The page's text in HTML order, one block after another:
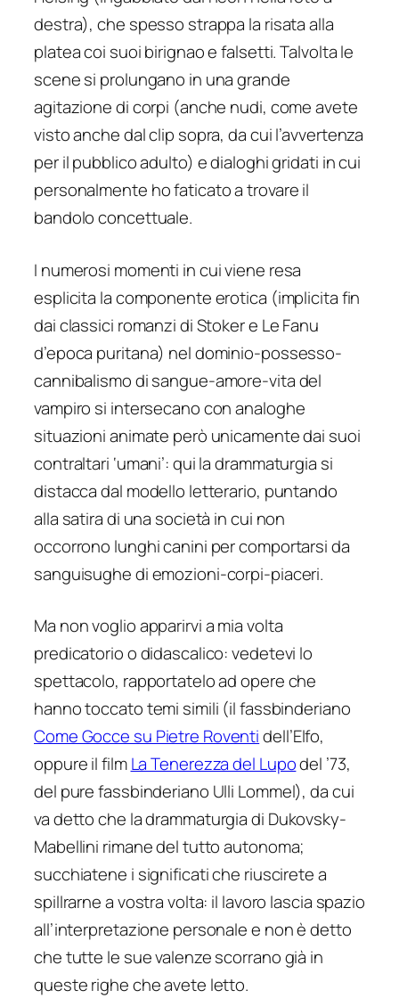
destra), che spesso strappa la risata alla
platea coi suoi birignao e falsetti. Talvolta le
scene si prolungano in una grande
agitazione di corpi (anche nudi, come avete
visto anche dal clip sopra, da cui l’avvertenza
per il pubblico adulto) e dialoghi gridati in cui
personalmente ho faticato a trovare il
bandolo concettuale.
I numerosi momenti in cui viene resa
esplicita la componente erotica (implicita fin
dai classici romanzi di Stoker e Le Fanu
d’epoca puritana) nel dominio-possesso-
cannibalismo di sangue-amore-vita del
vampiro si intersecano con analoghe
situazioni animate però unicamente dai suoi
contraltari ‘umani’: qui la drammaturgia si
distacca dal modello letterario, puntando
alla satira di una società in cui non
occorrono lunghi canini per comportarsi da
sanguisughe di emozioni-corpi-piaceri.
Ma non voglio apparirvi a mia volta
predicatorio o didascalico: vedetevi lo
spettacolo, rapportatelo ad opere che
hanno toccato temi simili (il fassbinderiano
Come Gocce su Pietre Roventidell’Elfo,
oppure il filmLa Tenerezza del Lupodel ’73,
del pure fassbinderiano Ulli Lommel), da cui
va detto che la drammaturgia di Dukovsky-
Mabellini rimane del tutto autonoma;
succhiatene i significati che riuscirete a
spillrarne a vostra volta: il lavoro lascia spazio
all’interpretazione personale e non è detto
che tutte le sue valenze scorrano già in
queste righe che avete letto.